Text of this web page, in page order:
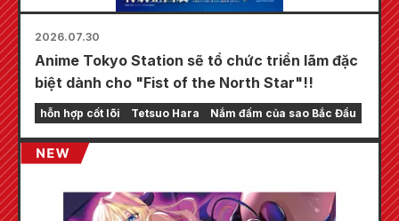
2026.07.30
Anime Tokyo Station sẽ tổ chức triển lãm đặc
biệt dành cho "Fist of the North Star"!!
hỗn hợp cốt lõi Tetsuo Hara Nắm đấm của sao Bắc Đẩu